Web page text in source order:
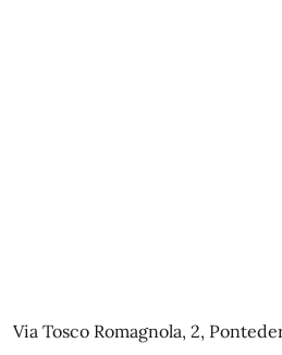
Via Tosco Romagnola, 2,